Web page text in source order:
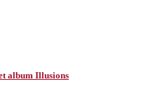
album Illusions